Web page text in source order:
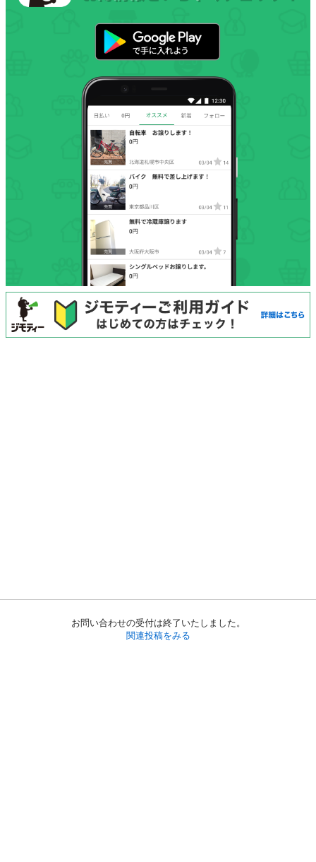
お問い合わせの受付は終了いたしました。
関連投稿をみる